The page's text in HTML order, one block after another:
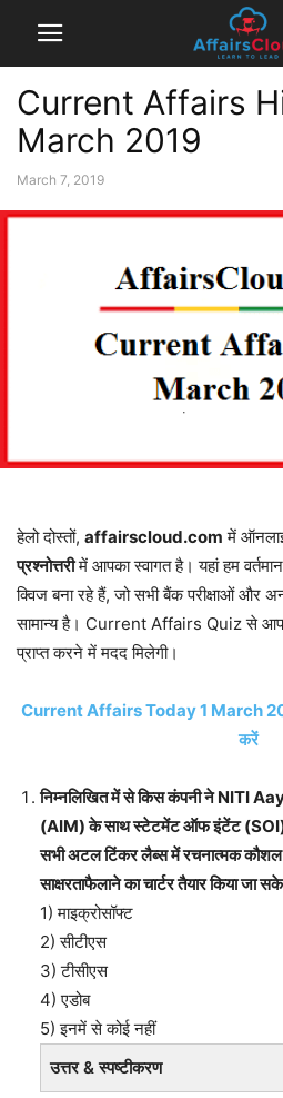
Current Affairs
March 2019
March 7, 2019
हेलो दोस्तों, affairscloud.com में
प्रश्नोत्तरीमें आपका स्वागत है। यहां हम
क्विज बना रहे हैं, जो सभी बैंक परीक्षाओं और
सामान्य है। Current Affairs Quiz से
प्राप्त करने में मदद मिलेगी।
Current Affairs Today 1 March
करें
निम्नलिखित में से किस कंपनी ने NITI
(AIM) के साथ स्टेटमेंट ऑफ इंटेंट (SOI)
सभी अटल टिंकर लैब्स में रचनात्मक
साक्षरताफैलाने का चार्टर तैयार किया जा
1) माइक्रोसॉफ्ट
2) सीटीएस
3) टीसीएस
4) एडोब
5) इनमें से कोई नहीं
उत्तर & स्पष्टीकरण